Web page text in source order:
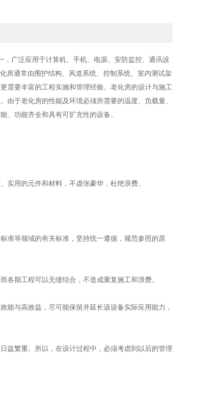
广泛应用于计算机、手机、电源、安防监控、通讯设
房通常由围护结构、风道系统、控制系统、室内测试架
需要丰富的工程实施和管理经验。老化房的设计与施工
于老化房的性能及环境必须所需要的温度、负载量、
、功能齐全和具有可扩充性的设备。
实用的元件和材料，不虚张豪华，杜绝浪费。
准等领域的有关标准，坚持统一遵循，规范参照的原
各期工程可以无缝结合，不造成重复施工和浪费。
能与高效益，尽可能保留并延长该设备实际应用能力，
益繁重。所以，在设计过程中，必须考虑到以后的管理